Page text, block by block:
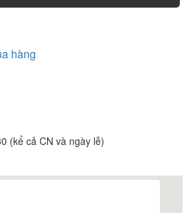
hàng
(kể cả CN và ngày lễ)